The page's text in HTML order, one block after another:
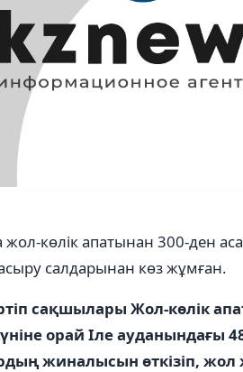
көлік апатынан 300-ден
салдарынан көз жұмған.
сақшылары Жол-көлік
орай Іле ауданындағы
жиналысын өткізіп,